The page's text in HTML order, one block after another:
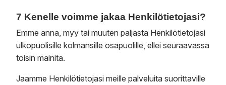
7 Kenelle voimme jakaa Henkilötietojasi?
Emme anna, myy tai muuten paljasta Henkilötietojasi
ulkopuolisille kolmansille osapuolille, ellei seuraavassa
toisin mainita.
Jaamme Henkilötietojasi meille palveluita suorittaville